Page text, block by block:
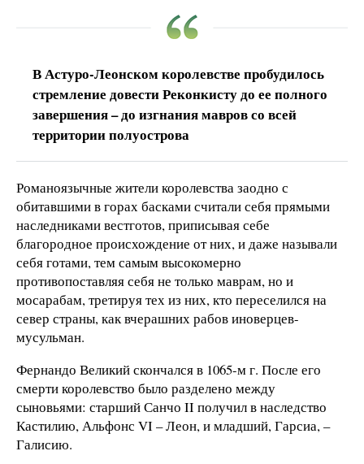
В Астуро-Леонском королевстве пробудилось
стремление довести Реконкисту до ее полного
завершения – до изгнания мавров со всей
территории полуострова
Романоязычные жители королевства заодно с
обитавшими в горах басками считали себя прямыми
наследниками вестготов, приписывая себе
благородное происхождение от них, и даже называли
себя готами, тем самым высокомерно
противопоставляя себя не только маврам, но и
мосарабам, третируя тех из них, кто переселился на
север страны, как вчерашних рабов иноверцев-
мусульман.
Фернандо Великий скончался в 1065-м г. После его
смерти королевство было разделено между
сыновьями: старший Санчо II получил в наследство
Кастилию, Альфонс VI – Леон, и младший, Гарсиа, –
Галисию.